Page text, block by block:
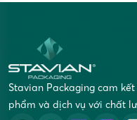
Stavian Packaging cam
phẩm và dịch vụ với chất